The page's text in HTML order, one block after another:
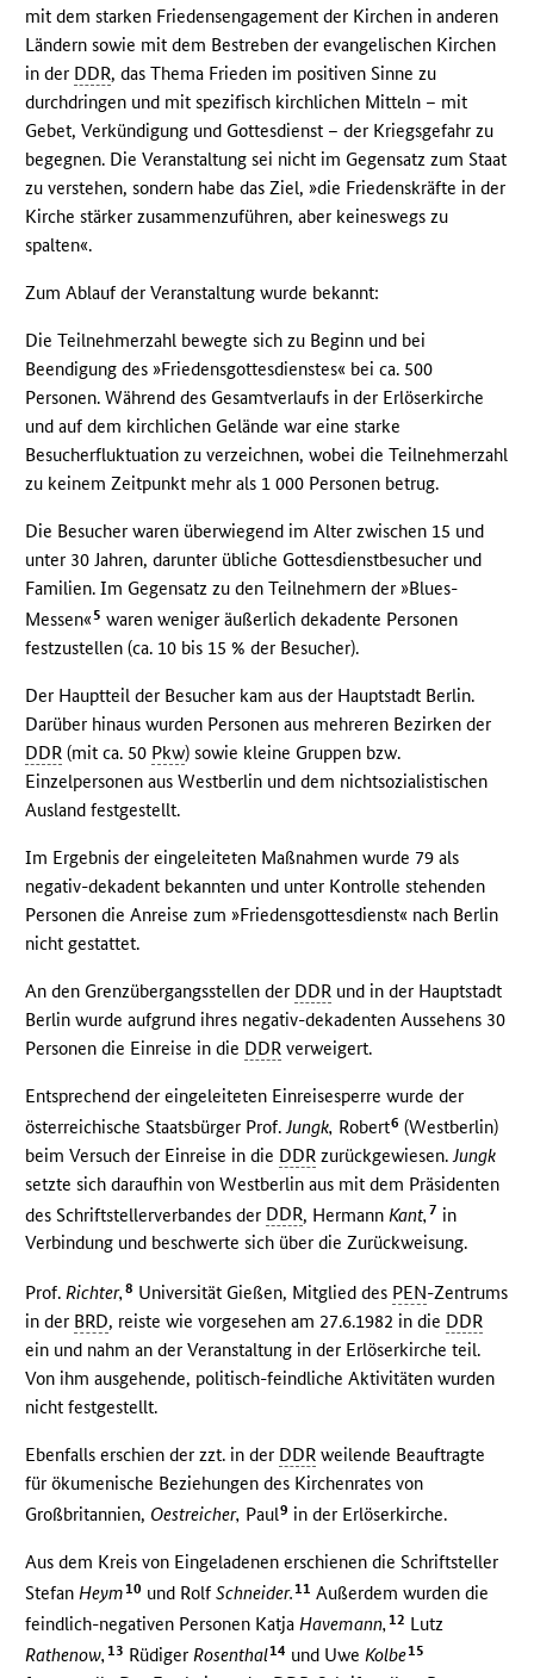
mit dem starken Friedensengagement der Kirchen in anderen
Ländern sowie mit dem Bestreben der evangelischen Kirchen
in der DDR, das Thema Frieden im positiven Sinne zu
durchdringen und mit spezifisch kirchlichen Mitteln – mit
Gebet, Verkündigung und Gottesdienst – der Kriegsgefahr zu
begegnen. Die Veranstaltung sei nicht im Gegensatz zum Staat
zu verstehen, sondern habe das Ziel, »die Friedenskräfte in der
Kirche stärker zusammenzuführen, aber keineswegs zu
spalten«.
Zum Ablauf der Veranstaltung wurde bekannt:
Die Teilnehmerzahl bewegte sich zu Beginn und bei
Beendigung des »Friedensgottesdienstes« bei ca. 500
Personen. Während des Gesamtverlaufs in der Erlöserkirche
und auf dem kirchlichen Gelände war eine starke
Besucherfluktuation zu verzeichnen, wobei die Teilnehmerzahl
zu keinem Zeitpunkt mehr als 1 000 Personen betrug.
Die Besucher waren überwiegend im Alter zwischen 15 und
unter 30 Jahren, darunter übliche Gottesdienstbesucher und
Familien. Im Gegensatz zu den Teilnehmern der »Blues-
Messen« 5 waren weniger äußerlich dekadente Personen
festzustellen (ca. 10 bis 15 % der Besucher).
Der Hauptteil der Besucher kam aus der Hauptstadt Berlin.
Darüber hinaus wurden Personen aus mehreren Bezirken der
DDR (mit ca. 50 Pkw) sowie kleine Gruppen bzw.
Einzelpersonen aus Westberlin und dem nichtsozialistischen
Ausland festgestellt.
Im Ergebnis der eingeleiteten Maßnahmen wurde 79 als
negativ-dekadent bekannten und unter Kontrolle stehenden
Personen die Anreise zum »Friedensgottesdienst« nach Berlin
nicht gestattet.
An den Grenzübergangsstellen der DDR und in der Hauptstadt
Berlin wurde aufgrund ihres negativ-dekadenten Aussehens 30
Personen die Einreise in die DDR verweigert.
Entsprechend der eingeleiteten Einreisesperre wurde der
österreichische Staatsbürger Prof. Jungk, Robert6 (Westberlin)
beim Versuch der Einreise in die DDR zurückgewiesen. Jungk
setzte sich daraufhin von Westberlin aus mit dem Präsidenten
des Schriftstellerverbandes der DDR, Hermann Kant, 7 in
Verbindung und beschwerte sich über die Zurückweisung.
Prof.Richter,8 Universität Gießen, Mitglied des PEN-Zentrums
in der BRD, reiste wie vorgesehen am 27.6.1982 in die DDR
ein und nahm an der Veranstaltung in der Erlöserkirche teil.
Von ihm ausgehende, politisch-feindliche Aktivitäten wurden
nicht festgestellt.
Ebenfalls erschien der zzt. in der DDR weilende Beauftragte
für ökumenische Beziehungen des Kirchenrates von
Großbritannien, Oestreicher, Paul9 in der Erlöserkirche.
Aus dem Kreis von Eingeladenen erschienen die Schriftsteller
StefanHeym10 und RolfSchneider.11 Außerdem wurden die
feindlich-negativen Personen Katja Havemann, 12 Lutz
Rathenow, 13 Rüdiger Rosenthal14 und Uwe Kolbe15